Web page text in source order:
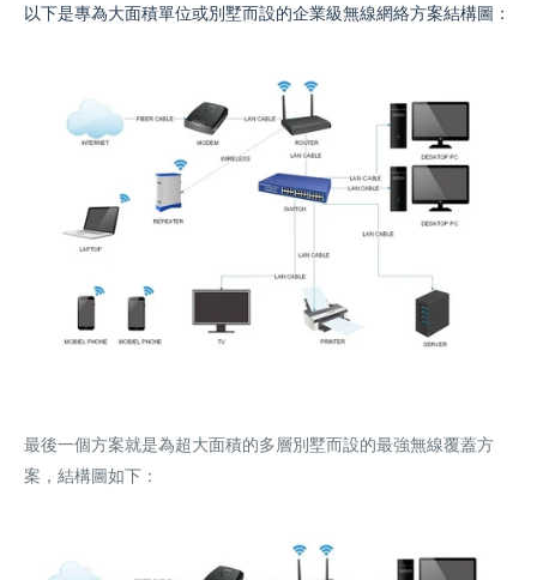
以下是專為大面積單位或別墅而設的企業級無線網絡方案結構圖：
最後一個方案就是為超大面積的多層別墅而設的最強無線覆蓋方
案，結構圖如下：